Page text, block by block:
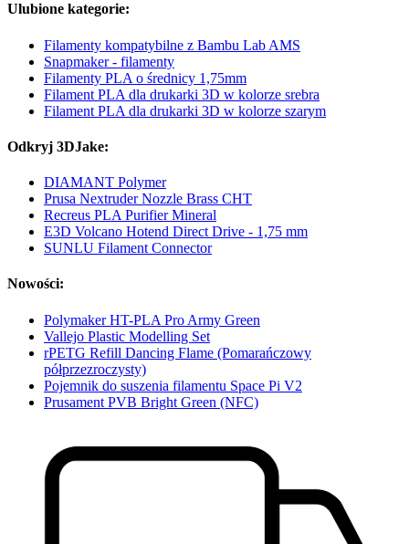
Ulubione kategorie:
Filamenty kompatybilne z Bambu Lab AMS
Snapmaker - filamenty
Filamenty PLA o średnicy 1,75mm
Filament PLA dla drukarki 3D w kolorze srebra
Filament PLA dla drukarki 3D w kolorze szarym
Odkryj 3DJake:
DIAMANT Polymer
Prusa Nextruder Nozzle Brass CHT
Recreus PLA Purifier Mineral
E3D Volcano Hotend Direct Drive - 1,75 mm
SUNLU Filament Connector
Nowości:
Polymaker HT-PLA Pro Army Green
Vallejo Plastic Modelling Set
rPETG Refill Dancing Flame (Pomarańczowy
półprzezroczysty)
Pojemnik do suszenia filamentu Space Pi V2
Prusament PVB Bright Green (NFC)